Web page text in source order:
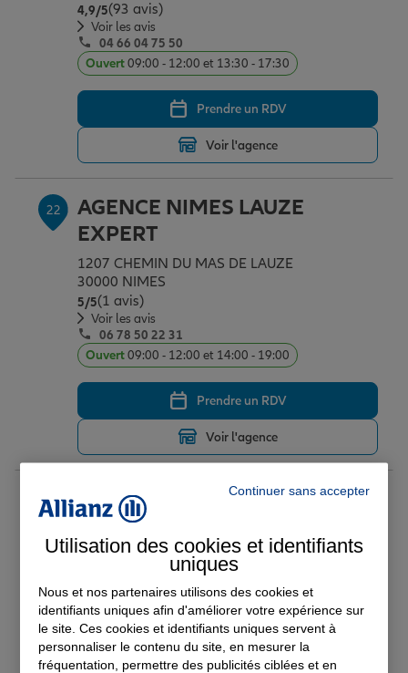
4,9/5Note de 4.9 sur 5
(93 avis)
Voir les avis
04 66 04 75 50
Ouvert09:00 - 12:00 et 13:30 - 17:30
Prendre un RDV
Voir l'agence
22
AGENCE NIMES LAUZE
EXPERT
1207 CHEMIN DU MAS DE LAUZE
30000 NIMES
5/5Note de 5 sur 5
(1 avis)
Voir les avis
06 78 50 22 31
Ouvert09:00 - 12:00 et 14:00 - 19:00
Prendre un RDV
Voir l'agence
23
AGENCE NIMES MARECHAL
JUIN
655 AVENUE DU MARECHAL JUIN
5 /5Note de 5 sur 5
(224 avis)
Voir les avis
04 66 27 92 81
Ouvert09:00 - 12:00 et 13:00 - 18:00
Continuer sans accepter
Utilisation des cookies et identifiants
uniques
Nous et nos partenaires utilisons des cookies et
identifiants uniques afin d'améliorer votre expérience sur
le site. Ces cookies et identifiants uniques servent à
personnaliser le contenu du site, en mesurer la
fréquentation, permettre des publicités ciblées et en